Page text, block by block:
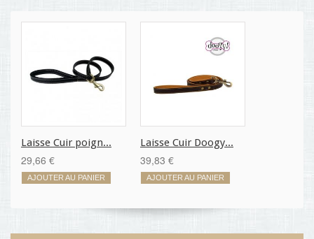
Laisse Cuir poign...
29,66 €
AJOUTER AU PANIER
Laisse Cuir Doogy...
39,83 €
AJOUTER AU PANIER